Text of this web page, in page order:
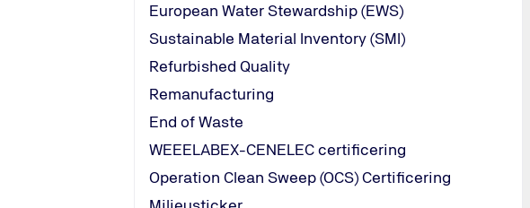
European Water Stewardship (EWS)
Sustainable Material Inventory (SMI)
Refurbished Quality
Remanufacturing
End of Waste
WEEELABEX-CENELEC certificering
Operation Clean Sweep (OCS) Certificering